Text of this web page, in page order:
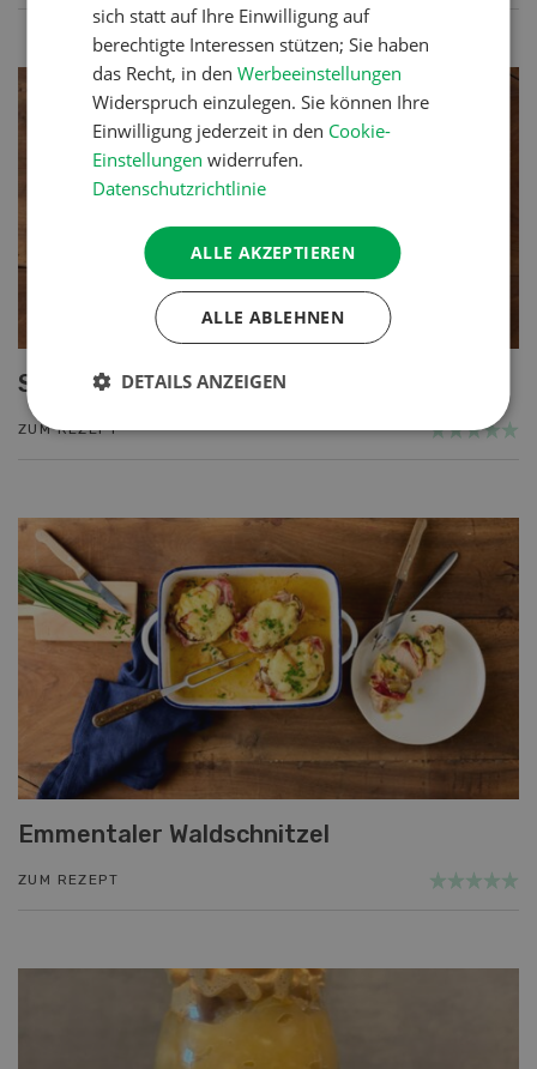
Salée du Val d’Illiez
ZUM REZEPT
Emmentaler Waldschnitzel
ZUM REZEPT
sich statt auf Ihre Einwilligung auf
berechtigte Interessen stützen; Sie haben
das Recht, in denWerbeeinstellungen
Widerspruch einzulegen. Sie können Ihre
Einwilligung jederzeit in den Cookie-
Einstellungen widerrufen.
Datenschutzrichtlinie
ALLE AKZEPTIEREN
ALLE ABLEHNEN
DETAILS ANZEIGEN